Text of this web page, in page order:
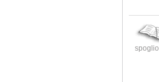
spoglio